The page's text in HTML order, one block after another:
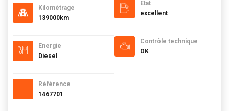
Kilométrage
139000km
Energie
Diesel
Référence
1467701
Etat
excellent
Contrôle technique
OK